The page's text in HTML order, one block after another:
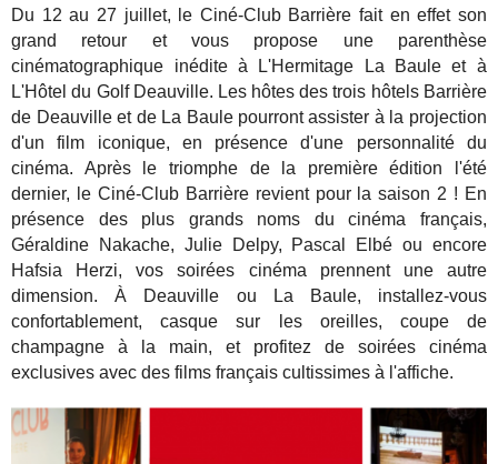
Du 12 au 27 juillet, le Ciné-Club Barrière fait en effet son
grand retour et vous propose une parenthèse
cinématographique inédite à L'Hermitage La Baule et à
L'Hôtel du Golf Deauville. Les hôtes des trois hôtels Barrière
de Deauville et de La Baule pourront assister à la projection
d'un film iconique, en présence d'une personnalité du
cinéma. Après le triomphe de la première édition l'été
dernier, le Ciné-Club Barrière revient pour la saison 2 ! En
présence des plus grands noms du cinéma français,
Géraldine Nakache, Julie Delpy, Pascal Elbé ou encore
Hafsia Herzi, vos soirées cinéma prennent une autre
dimension. À Deauville ou La Baule, installez-vous
confortablement, casque sur les oreilles, coupe de
champagne à la main, et profitez de soirées cinéma
exclusives avec des films français cultissimes à l'affiche.